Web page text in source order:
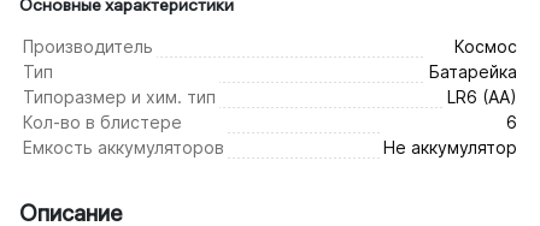
Основные характеристики
Производитель
Космос
Тип
Батарейка
Типоразмер и хим. тип
LR6 (AA)
Кол-во в блистере
6
Емкость аккумуляторов
Не аккумулятор
Описание